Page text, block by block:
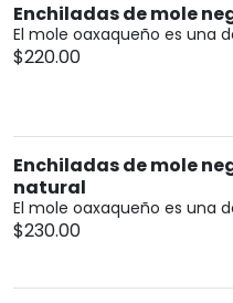
Enchiladas de mole
El mole oaxaqueño es una
$220.00
Enchiladas de mole
natural
El mole oaxaqueño es una
$230.00